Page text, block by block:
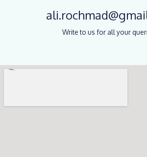
Write to us for all your